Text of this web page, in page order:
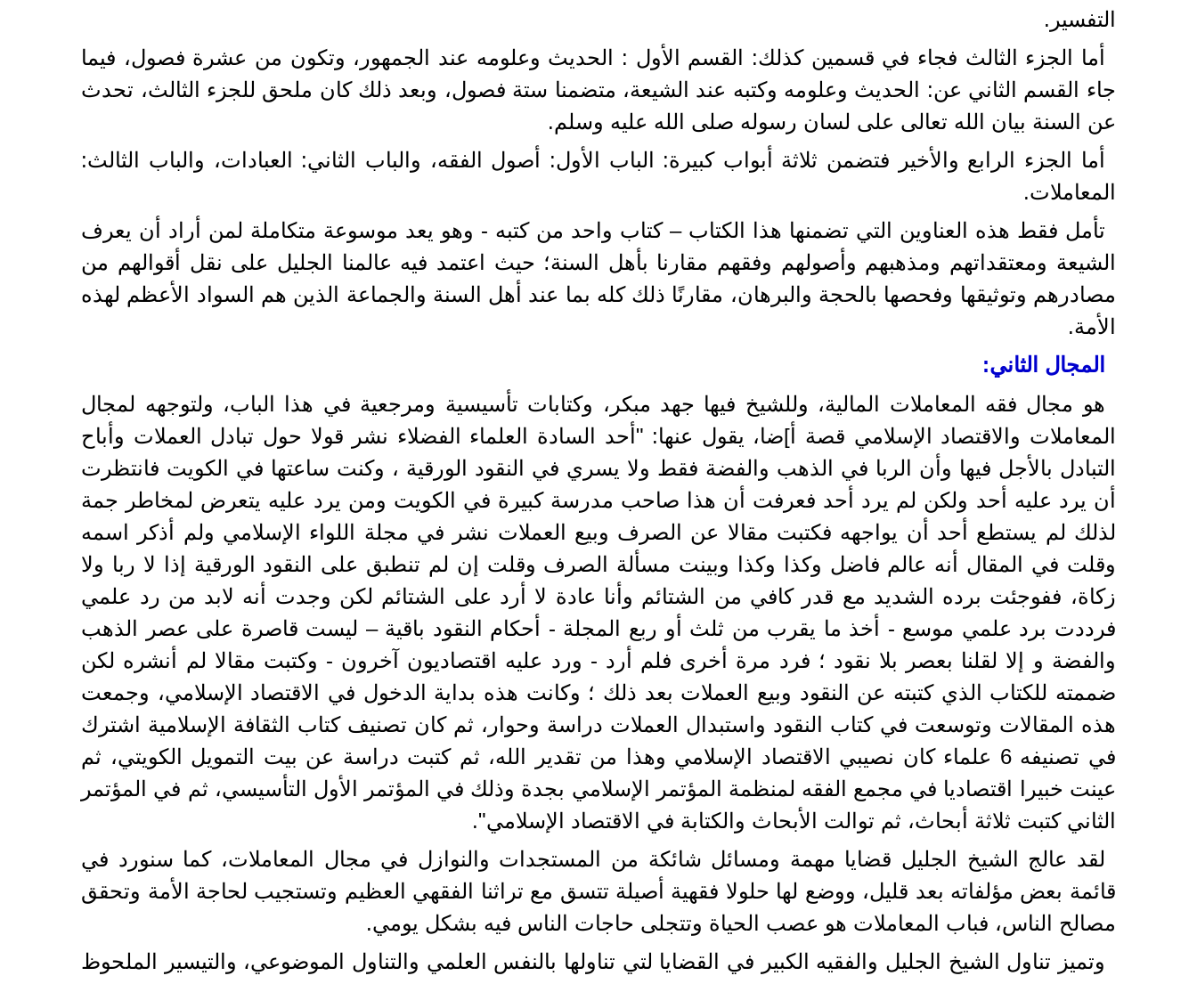
التفسير.
أما الجزء الثالث فجاء في قسمين كذلك: القسم الأول : الحديث وعلومه عند الجمهور، وتكون من عشرة فصول، فيما
جاء القسم الثاني عن: الحديث وعلومه وكتبه عند الشيعة، متضمنا ستة فصول، وبعد ذلك كان ملحق للجزء الثالث، تحدث
عن السنة بيان الله تعالى على لسان رسوله صلى الله عليه وسلم.
أما الجزء الرابع والأخير فتضمن ثلاثة أبواب كبيرة: الباب الأول: أصول الفقه، والباب الثاني: العبادات، والباب الثالث:
المعاملات.
تأمل فقط هذه العناوين التي تضمنها هذا الكتاب – كتاب واحد من كتبه - وهو يعد موسوعة متكاملة لمن أراد أن يعرف
الشيعة ومعتقداتهم ومذهبهم وأصولهم وفقهم مقارنا بأهل السنة؛ حيث اعتمد فيه عالمنا الجليل على نقل أقوالهم من
مصادرهم وتوثيقها وفحصها بالحجة والبرهان، مقارنًا ذلك كله بما عند أهل السنة والجماعة الذين هم السواد الأعظم لهذه
الأمة.
المجال الثاني:
هو مجال فقه المعاملات المالية، وللشيخ فيها جهد مبكر، وكتابات تأسيسية ومرجعية في هذا الباب، ولتوجهه لمجال
المعاملات والاقتصاد الإسلامي قصة أ]ضا، يقول عنها: "أحد السادة العلماء الفضلاء نشر قولا حول تبادل العملات وأباح
التبادل بالأجل فيها وأن الربا في الذهب والفضة فقط ولا يسري في النقود الورقية ، وكنت ساعتها في الكويت فانتظرت
أن يرد عليه أحد ولكن لم يرد أحد فعرفت أن هذا صاحب مدرسة كبيرة في الكويت ومن يرد عليه يتعرض لمخاطر جمة
لذلك لم يستطع أحد أن يواجهه فكتبت مقالا عن الصرف وبيع العملات نشر في مجلة اللواء الإسلامي ولم أذكر اسمه
وقلت في المقال أنه عالم فاضل وكذا وكذا وبينت مسألة الصرف وقلت إن لم تنطبق على النقود الورقية إذا لا ربا ولا
زكاة، ففوجئت برده الشديد مع قدر كافي من الشتائم وأنا عادة لا أرد على الشتائم لكن وجدت أنه لابد من رد علمي
فرددت برد علمي موسع - أخذ ما يقرب من ثلث أو ربع المجلة - أحكام النقود باقية – ليست قاصرة على عصر الذهب
والفضة و إلا لقلنا بعصر بلا نقود ؛ فرد مرة أخرى فلم أرد - ورد عليه اقتصاديون آخرون - وكتبت مقالا لم أنشره لكن
ضممته للكتاب الذي كتبته عن النقود وبيع العملات بعد ذلك ؛ وكانت هذه بداية الدخول في الاقتصاد الإسلامي، وجمعت
هذه المقالات وتوسعت في كتاب النقود واستبدال العملات دراسة وحوار، ثم كان تصنيف كتاب الثقافة الإسلامية اشترك
في تصنيفه 6 علماء كان نصيبي الاقتصاد الإسلامي وهذا من تقدير الله، ثم كتبت دراسة عن بيت التمويل الكويتي، ثم
عينت خبيرا اقتصاديا في مجمع الفقه لمنظمة المؤتمر الإسلامي بجدة وذلك في المؤتمر الأول التأسيسي، ثم في المؤتمر
الثاني كتبت ثلاثة أبحاث، ثم توالت الأبحاث والكتابة في الاقتصاد الإسلامي".
لقد عالج الشيخ الجليل قضايا مهمة ومسائل شائكة من المستجدات والنوازل في مجال المعاملات، كما سنورد في
قائمة بعض مؤلفاته بعد قليل، ووضع لها حلولا فقهية أصيلة تتسق مع تراثنا الفقهي العظيم وتستجيب لحاجة الأمة وتحقق
مصالح الناس، فباب المعاملات هو عصب الحياة وتتجلى حاجات الناس فيه بشكل يومي.
وتميز تناول الشيخ الجليل والفقيه الكبير في القضايا لتي تناولها بالنفس العلمي والتناول الموضوعي، والتيسير الملحوظ